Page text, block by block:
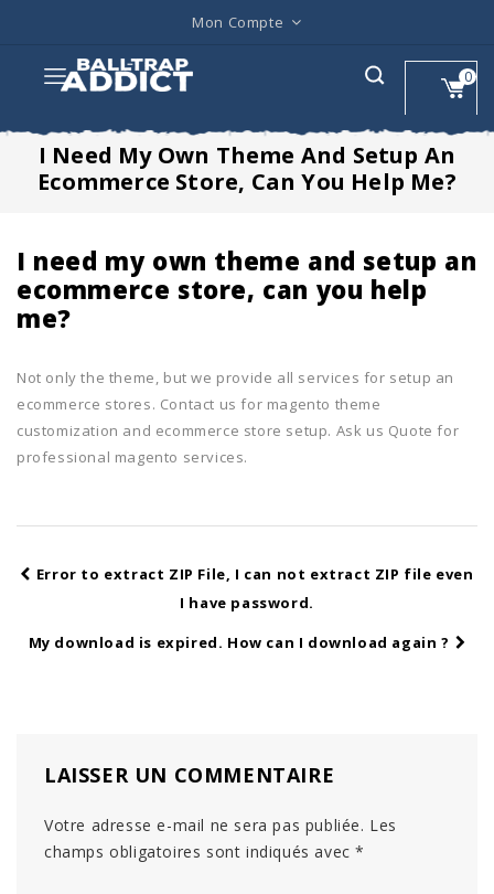
Mon Compte
0
I Need My Own Theme And Setup An
Ecommerce Store, Can You Help Me?
I need my own theme and setup an
ecommerce store, can you help
me?
Not only the theme, but we provide all services for setup an
ecommerce stores. Contact us for magento theme
customization and ecommerce store setup. Ask us Quote for
professional magento services.
Error to extract ZIP File, I can not extract ZIP file even
I have password.
My download is expired. How can I download again ?
LAISSER UN COMMENTAIRE
Votre adresse e-mail ne sera pas publiée. Les
champs obligatoires sont indiqués avec*